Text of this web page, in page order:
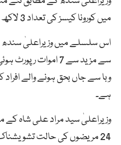
میں کورونا کیسز کی تعداد 3 لاکھ 69 ہزار 228 ہو گئی ہے۔
اس سلسلے میں وزیراعلیٰ سندھ
سے مزید سے 7 اموات
ہے۔
وزیراعلیٰ سید مراد علی شاہ کے